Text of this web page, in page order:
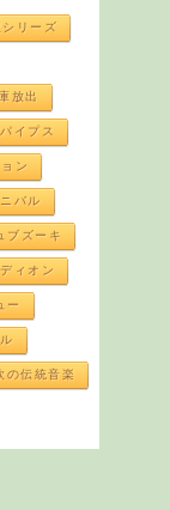
リーズ
放出
イプス
ン
バル
ブズーキ
ィオン
ー
の伝統音楽